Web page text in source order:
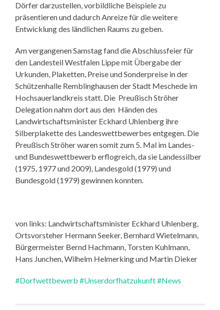
Dörfer darzustellen, vorbildliche Beispiele zu
präsentieren und dadurch Anreize für die weitere
Entwicklung des ländlichen Raums zu geben.
Am vergangenen Samstag fand die Abschlussfeier für
den Landesteil Westfalen Lippe mit Übergabe der
Urkunden, Plaketten, Preise und Sonderpreise in der
Schützenhalle Remblinghausen der Stadt Meschede im
Hochsauerlandkreis statt. Die Preußisch Ströher
Delegation nahm dort aus den Händen des
Landwirtschaftsminister Eckhard Uhlenberg ihre
Silberplakette des Landeswettbewerbes entgegen. Die
Preußisch Ströher waren somit zum 5. Mal im Landes-
und Bundeswettbewerb erflogreich, da sie Landessilber
(1975, 1977 und 2009), Landesgold (1979) und
Bundesgold (1979) gewinnen konnten.
von links: Landwirtschaftsminister Eckhard Uhlenberg,
Ortsvorsteher Hermann Seeker, Bernhard Wietelmann,
Bürgermeister Bernd Hachmann, Torsten Kuhlmann,
Hans Junchen, Wilhelm Helmerking und Martin Dieker
#Dorfwettbewerb #Unserdorfhatzukunft#News